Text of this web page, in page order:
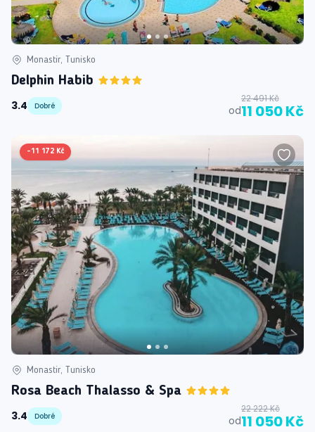
Monastir, Tunisko
Delphin Habib
3.4
Dobré od
22 491 Kč
11 050 Kč
-11 172 Kč
Monastir, Tunisko
Rosa Beach Thalasso & Spa
3.4
Dobré od
22 222 Kč
11 050 Kč